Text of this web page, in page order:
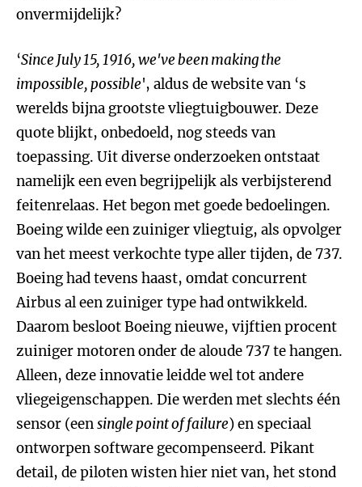
onvermijdelijk?
‘Since July 15, 1916, we've been making the
impossible, possible', aldus de website van ‘s
werelds bijna grootste vliegtuigbouwer. Deze
quote blijkt, onbedoeld, nog steeds van
toepassing. Uit diverse onderzoeken ontstaat
namelijk een even begrijpelijk als verbijsterend
feitenrelaas. Het begon met goede bedoelingen.
Boeing wilde een zuiniger vliegtuig, als opvolger
van het meest verkochte type aller tijden, de 737.
Boeing had tevens haast, omdat concurrent
Airbus al een zuiniger type had ontwikkeld.
Daarom besloot Boeing nieuwe, vijftien procent
zuiniger motoren onder de aloude 737 te hangen.
Alleen, deze innovatie leidde wel tot andere
vliegeigenschappen. Die werden met slechts één
sensor (eensingle point of failure) en speciaal
ontworpen software gecompenseerd. Pikant
detail, de piloten wisten hier niet van, het stond